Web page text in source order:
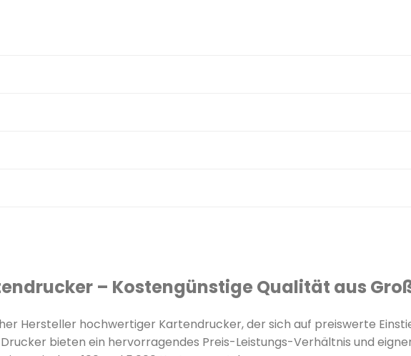
– Kostengünstige Qualität aus
Hersteller hochwertiger Kartendrucker, der sich auf preiswerte
bieten ein hervorragendes Preis-Leistungs-Verhältnis und